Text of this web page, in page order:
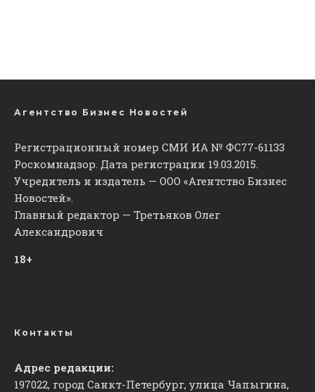
Агентство Бизнес Новостей
Регистрационный номер СМИ ИА № ФС77-61133
Роскомнадзор. Дата регистрации 19.03.2015.
Учредитель и издатель — ООО «Агентство Бизнес
Новостей».
Главный редактор — Третьяков Олег
Александрович
18+
Контакты
Адрес редакции:
197022, город Санкт-Петербург, улица Чапыгина,